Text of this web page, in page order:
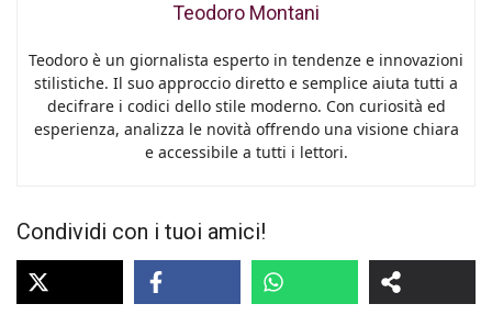
Teodoro Montani
Teodoro è un giornalista esperto in tendenze e innovazioni
stilistiche. Il suo approccio diretto e semplice aiuta tutti a
decifrare i codici dello stile moderno. Con curiosità ed
esperienza, analizza le novità offrendo una visione chiara
e accessibile a tutti i lettori.
Condividi con i tuoi amici!